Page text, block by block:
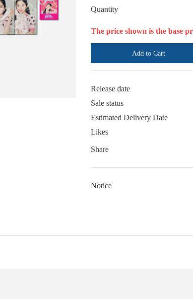
Quantity
The price shown is the base
Add to Cart
Release date
Sale status
Estimated Delivery Date
Likes
Share
Notice